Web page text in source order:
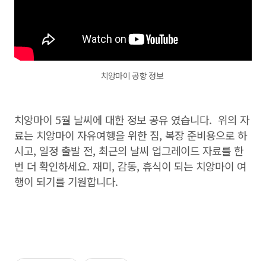
치앙마이 공항 정보
치앙마이 5월 날씨에 대한 정보 공유 였습니다. 위의 자
료는 치앙마이 자유여행을 위한 짐, 복장 준비용으로 하
시고, 일정 출발 전, 최근의 날씨 업그레이드 자료를 한
번 더 확인하세요. 재미, 감동, 휴식이 되는 치앙마이 여
행이 되기를 기원합니다.